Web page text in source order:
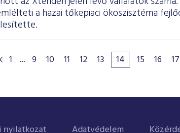
a hazai tőkepiaci ökoszisztéma
1 ... 9 10 11 12 13 14 15 16 17
nyilatkozat Adatvédelem